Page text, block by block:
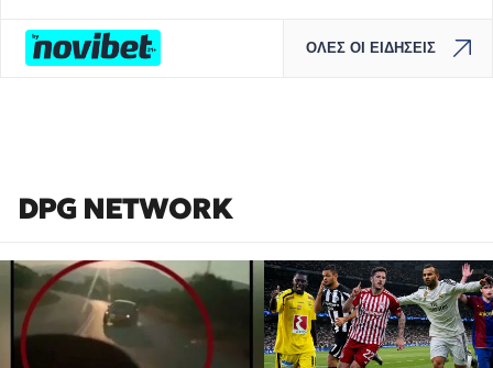
ΟΛΕΣ ΟΙ ΕΙΔΗΣΕΙΣ
DPG NETWORK